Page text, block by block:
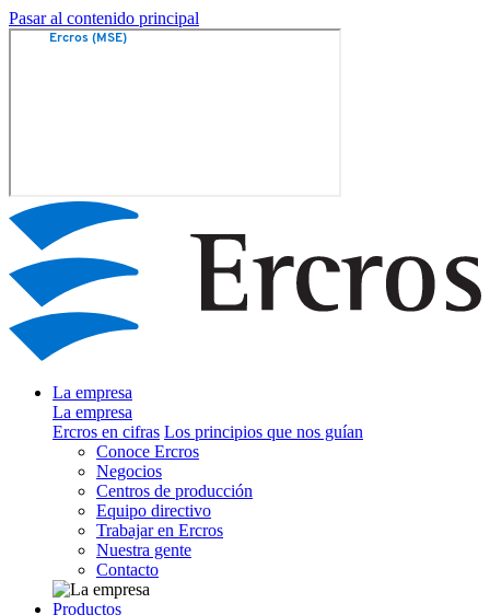
Pasar al contenido principal
La empresa
La empresa
Ercros en cifras Los principios que nos guían
Conoce Ercros
Negocios
Centros de producción
Equipo directivo
Trabajar en Ercros
Nuestra gente
Contacto
Productos